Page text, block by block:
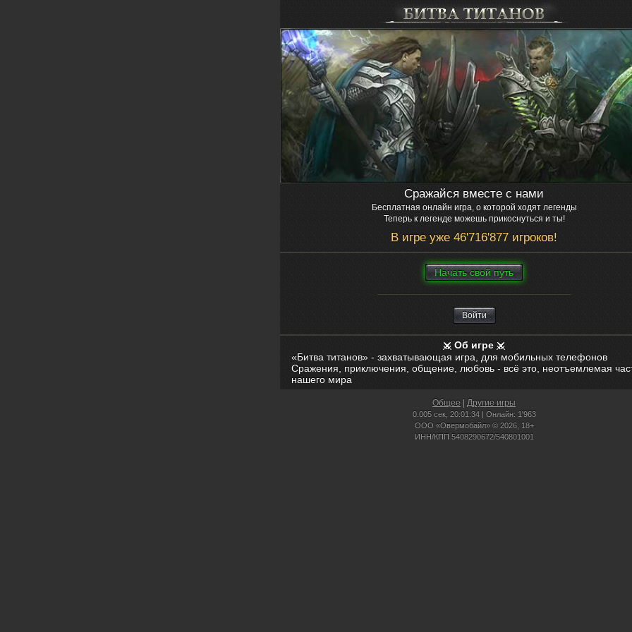
Сражайся вместе с нами
Бесплатная онлайн игра, о которой ходят легенды
Теперь к легенде можешь прикоснуться и ты!
В игре уже 46'716'877 игроков!
Нaчaть свой путь
Войти
Об игре
«Битва титанов» - захватывающая игра, для мобильных телефонов
Сражения, приключения, общение, любовь - всё это, неотъемлемая
нашего мира
Общее Другие игры
0.005 сек, 20:01:34 | Онлайн: 1'963
ООО «Овермобайл» © 2026, 18+
ИНН/КПП 5408290672/540801001